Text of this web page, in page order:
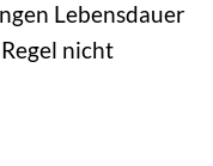
Lebensdauer
nicht